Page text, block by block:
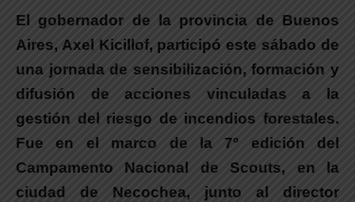
El gobernador de la provincia de Buenos
Aires, Axel Kicillof, participó este sábado de
una jornada de sensibilización, formación y
difusión de acciones vinculadas a la
gestión del riesgo de incendios forestales.
Fue en el marco de la7º edición del
Campamento Nacional de Scouts, en la
ciudad de Necochea, junto al director